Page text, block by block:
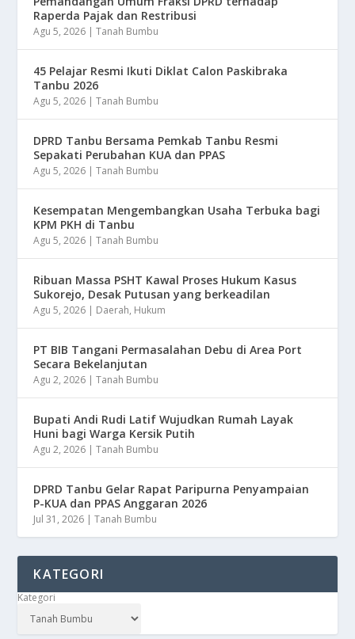
Raperda Pajak dan Restribusi
Agu 5, 2026 |Tanah Bumbu
45 Pelajar Resmi Ikuti Diklat Calon Paskibraka
Tanbu 2026
Agu 5, 2026 |Tanah Bumbu
DPRD Tanbu Bersama Pemkab Tanbu Resmi
Sepakati Perubahan KUA dan PPAS
Agu 5, 2026 |Tanah Bumbu
Kesempatan Mengembangkan Usaha Terbuka bagi
KPM PKH di Tanbu
Agu 5, 2026 |Tanah Bumbu
Ribuan Massa PSHT Kawal Proses Hukum Kasus
Sukorejo, Desak Putusan yang berkeadilan
Agu 5, 2026 | Daerah, Hukum
PT BIB Tangani Permasalahan Debu di Area Port
Secara Bekelanjutan
Agu 2, 2026 |Tanah Bumbu
Bupati Andi Rudi Latif Wujudkan Rumah Layak
Huni bagi Warga Kersik Putih
Agu 2, 2026 |Tanah Bumbu
DPRD Tanbu Gelar Rapat Paripurna Penyampaian
P-KUA dan PPAS Anggaran 2026
Jul 31, 2026 |Tanah Bumbu
KATEGORI
Kategori